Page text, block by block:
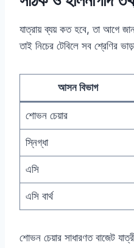
যাত্রায় ব্যয় কত হবে, তা আগে
তাই নিচের টেবিলে সব শ্রেণির
আসন বিভাগ
শোভন চেয়ার
স্নিগ্ধা
এসি
এসি বার্থ
শোভন চেয়ার সাধারণত বাজেট